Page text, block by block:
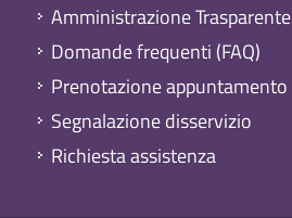
Amministrazione Trasparente
Domande frequenti (FAQ)
Prenotazione appuntamento
Segnalazione disservizio
Richiesta assistenza